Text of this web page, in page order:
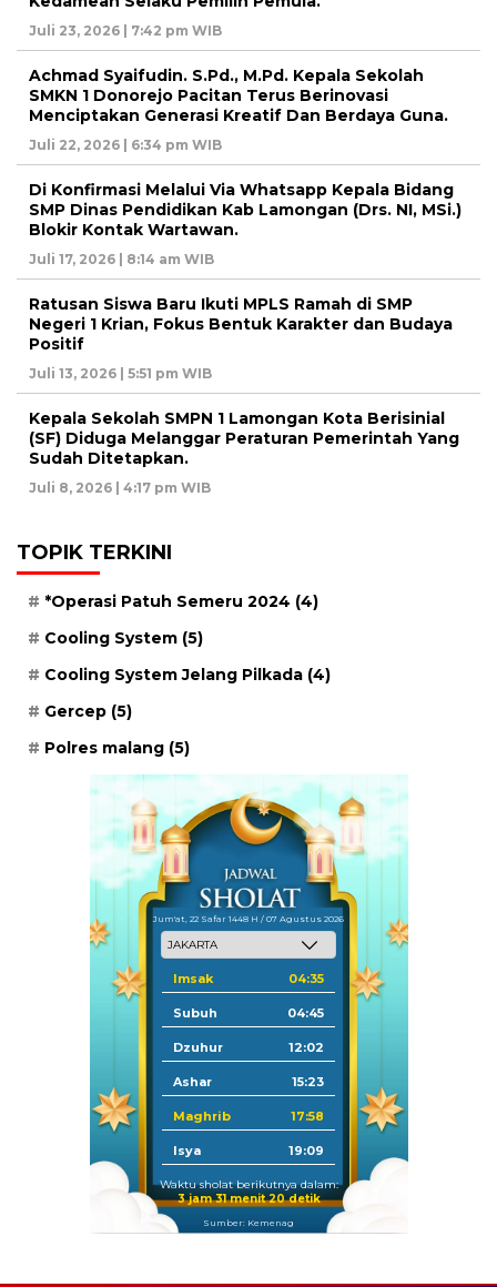
Juli 23, 2026 | 7:42 pm WIB
Achmad Syaifudin. S.Pd., M.Pd. Kepala Sekolah
SMKN 1 Donorejo Pacitan Terus Berinovasi
Menciptakan Generasi Kreatif Dan Berdaya Guna.
Juli 22, 2026 | 6:34 pm WIB
Di Konfirmasi Melalui Via Whatsapp Kepala Bidang
SMP Dinas Pendidikan Kab Lamongan (Drs. NI, MSi.)
Blokir Kontak Wartawan.
Juli 17, 2026 | 8:14 am WIB
Ratusan Siswa Baru Ikuti MPLS Ramah di SMP
Negeri 1 Krian, Fokus Bentuk Karakter dan Budaya
Positif
Juli 13, 2026 | 5:51 pm WIB
Kepala Sekolah SMPN 1 Lamongan Kota Berisinial
(SF) Diduga Melanggar Peraturan Pemerintah Yang
Sudah Ditetapkan.
Juli 8, 2026 | 4:17 pm WIB
TOPIK TERKINI
*Operasi Patuh Semeru 2024 (4)
Cooling System (5)
Cooling System Jelang Pilkada (4)
Gercep (5)
Polres malang (5)
Jum'at, 22 Safar 1448 H / 07 Agustus 2026
Imsak 04:35
Subuh 04:45
Dzuhur 12:02
Ashar 15:23
Maghrib 17:58
Isya 19:09
Waktu sholat berikutnya dalam:
3 jam 31 menit 19 detik
Sumber: Kemenag